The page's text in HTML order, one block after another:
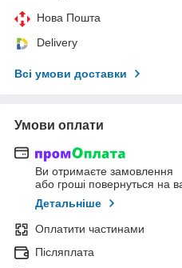
Нова Пошта
Delivery
Всі умови доставки
Умови оплати
Ви отримаєте замовлення
або гроші повернуться на
Детальніше
Оплатити частинами
Післяплата